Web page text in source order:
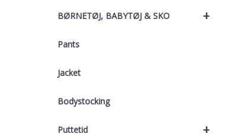
+
BØRNETØJ, BABYTØJ & SKO
Pants
Jacket
Bodystocking
+
Puttetid